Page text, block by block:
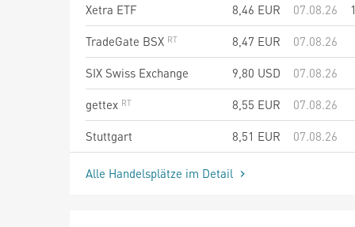
Xetra ETF
8,46 EUR 07.08.26
TradeGate BSX
8,47 EUR
07.08.26
SIX Swiss Exchange
9,80 USD
07.08.26
gettex
8,55 EUR
07.08.26
Stuttgart
8,51 EUR 07.08.26
Alle Handelsplätze im Detail